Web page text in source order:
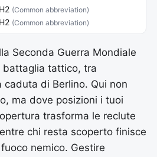
(Common abbreviation)
(Common abbreviation)
Seconda Guerra Mondiale
battaglia tattico, tra
caduta di Berlino. Qui non
ma dove posizioni i tuoi
trasforma le reclute
chi resta scoperto finisce
nemico. Gestire